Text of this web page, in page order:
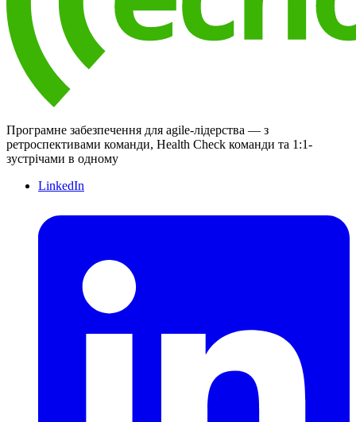
Програмне забезпечення для agile-лідерства — з
ретроспективами команди, Health Check команди та 1:1-
зустрічами в одному
LinkedIn